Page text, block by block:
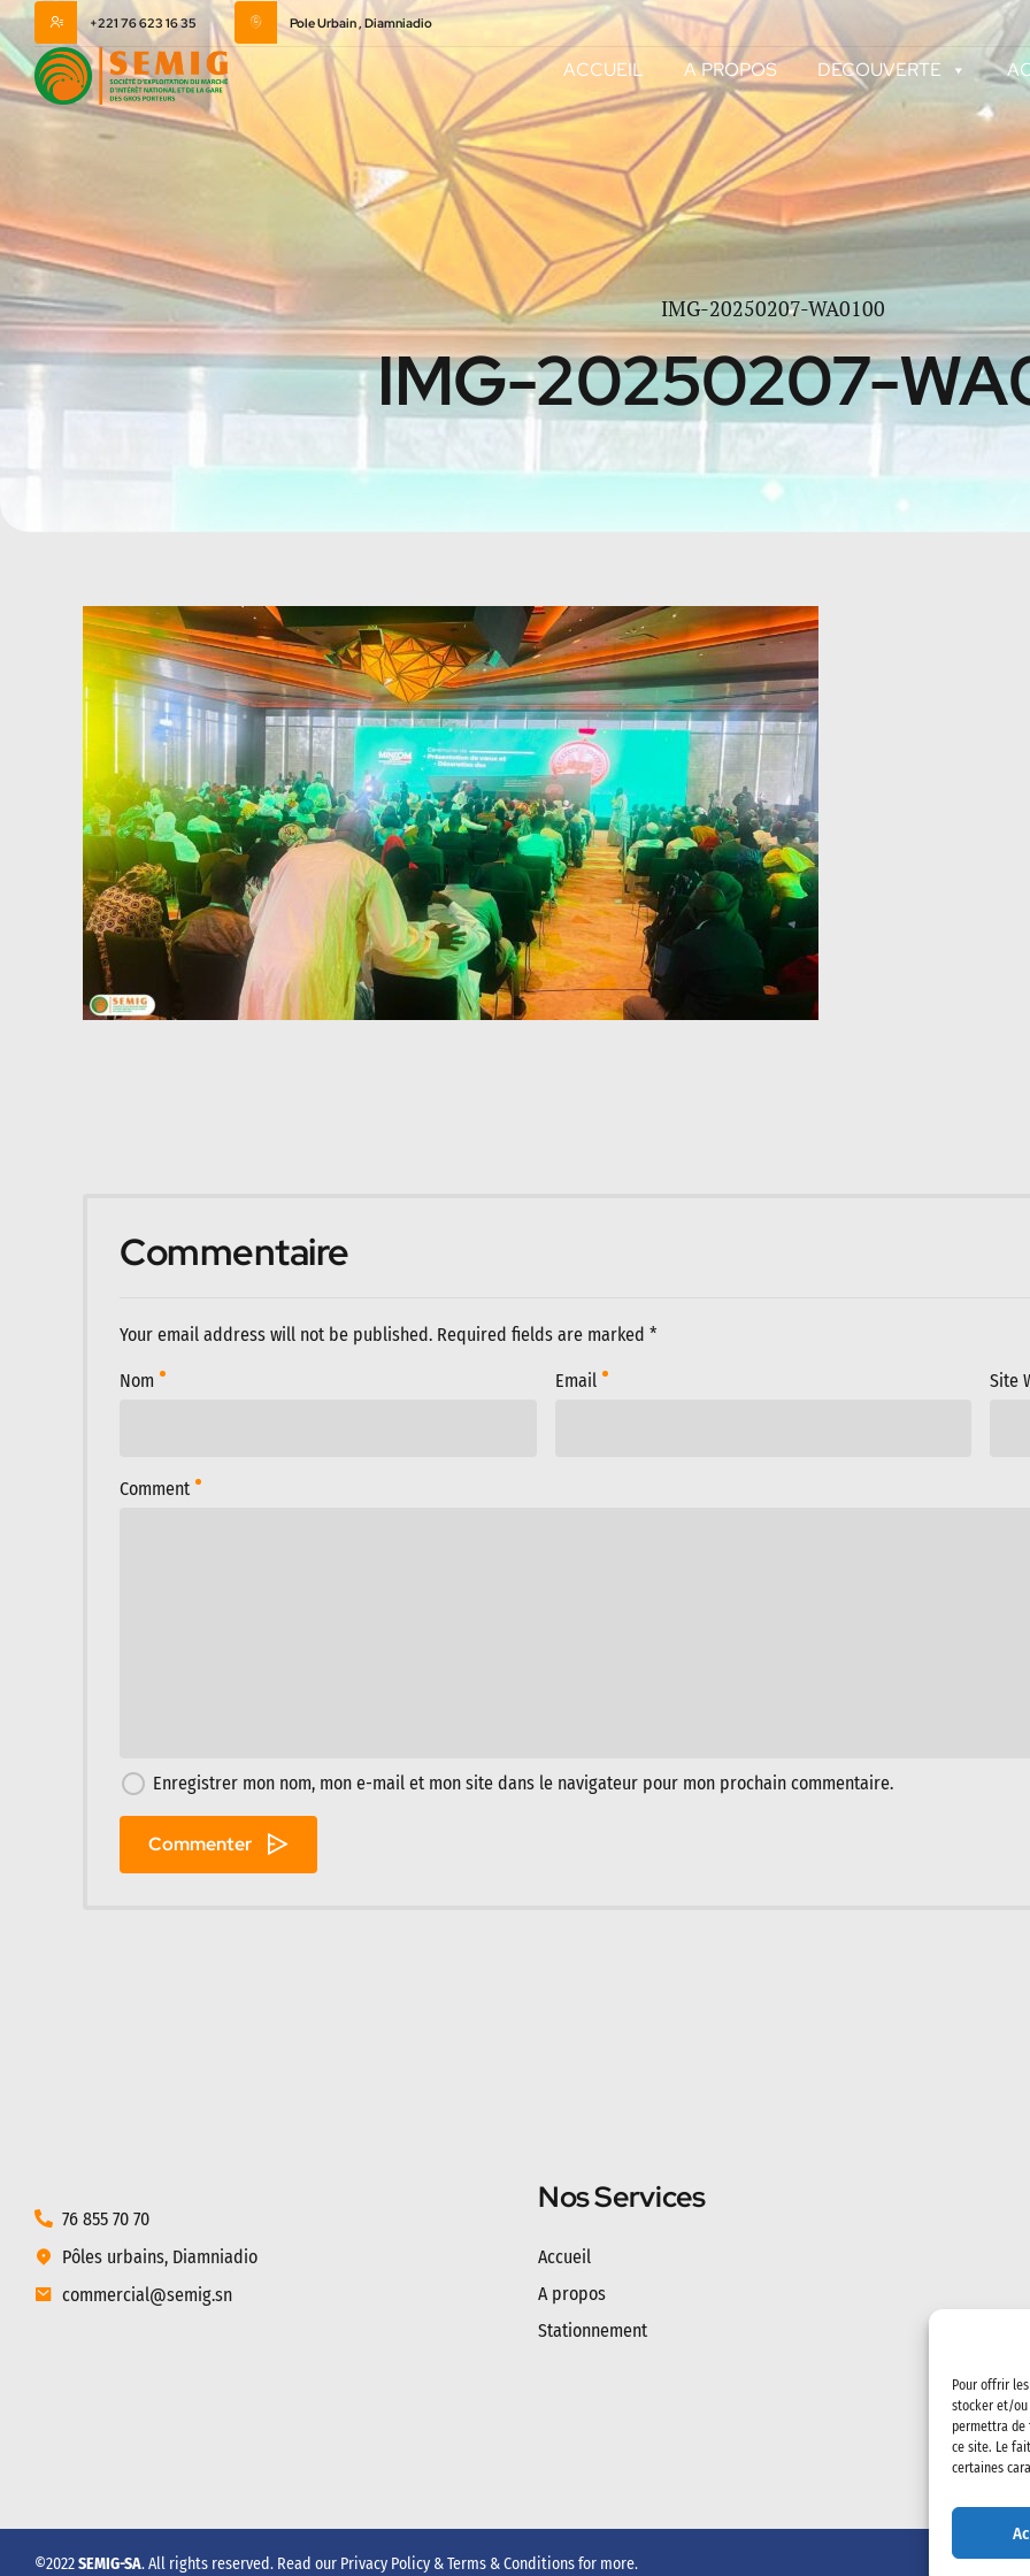
Pour offrir
stocker et/ou
permettra de
ce site. Le
certaines
+221 76 623 16 35 Pole Urbain , Diamniadio
ACCUEIL A PROPOS DECOUVERTE
IMG-20250207-WA0100
IMG-20250207-
Commentaire
Your email address will not be published. Required fields are marked *
Comment
Nom Email Site
Enregistrer mon nom, mon e-mail et mon site dans le navigateur pour mon prochain commentaire.
Commenter
76 855 70 70
Pôles urbains, Diamniadio
commercial@semig.sn
Nos Services
Accueil
A propos
Stationnement
©2022SEMIG-SA. All rights reserved. Read our Privacy Policy &Terms & Conditionsfor more.